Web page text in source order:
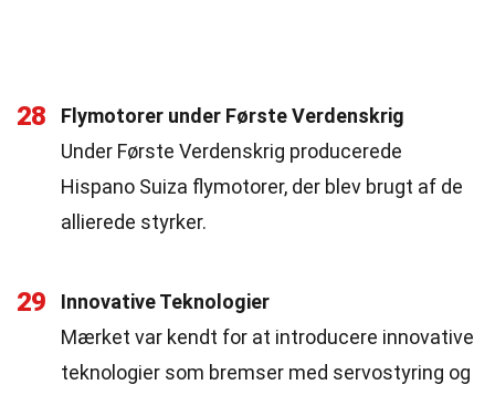
28
Flymotorer under Første Verdenskrig
Under Første Verdenskrig producerede
Hispano Suiza flymotorer, der blev brugt af de
allierede styrker.
29
Innovative Teknologier
Mærket var kendt for at introducere innovative
teknologier som bremser med servostyring og